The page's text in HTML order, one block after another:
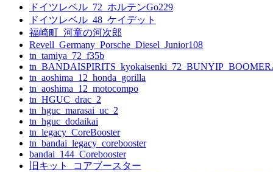
ドイツレベル_72_ホルテンGo229
ドイツレベル_48_ケイデット
福崎町_河童の河次郎
Revell_Germany_Porsche_Diesel_Junior108
tn_tamiya_72_f35b
tn_aoshima_12_honda_gorilla
tn_aoshima_12_motocompo
tn_HGUC_drac_2
tn_hguc_marasai_uc_2
tn_hguc_dodaikai
tn_legacy_CoreBooster
tn_bandai_legacy_corebooster
bandai_144_Corebooster
旧キット_コアブースター